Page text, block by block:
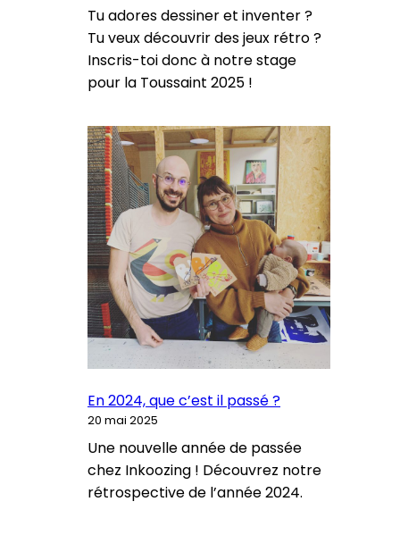
Tu adores dessiner et inventer ?
Tu veux découvrir des jeux rétro ?
Inscris-toi donc à notre stage
pour la Toussaint 2025 !
En 2024, que c’est il passé ?
20 mai 2025
Une nouvelle année de passée
chez Inkoozing ! Découvrez notre
rétrospective de l’année 2024.